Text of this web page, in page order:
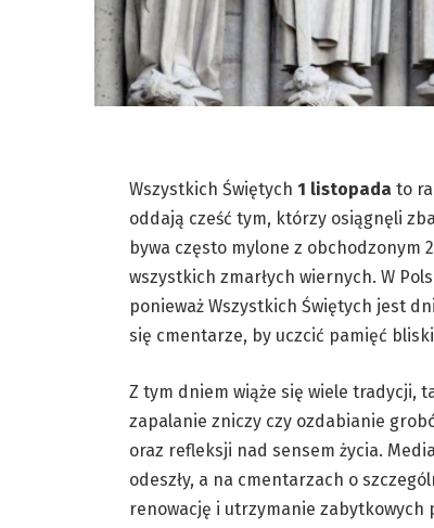
Wszystkich Świętych 1 listopada to
oddają cześć tym, którzy osiągnęli
bywa często mylone z obchodzonym
wszystkich zmarłych wiernych. W
ponieważ Wszystkich Świętych jest
się cmentarze, by uczcić pamięć
Z tym dniem wiąże się wiele tradycji,
zapalanie zniczy czy ozdabianie
oraz refleksji nad sensem życia.
odeszły, a na cmentarzach o
renowację i utrzymanie zabytkowych